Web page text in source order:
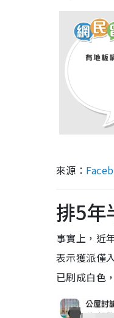
來源：
排5年
事實上，近
表示獲派僅
已刷成白色